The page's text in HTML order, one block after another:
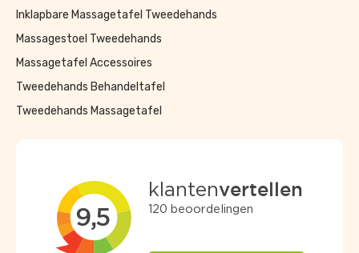
Inklapbare Massagetafel Tweedehands
Massagestoel Tweedehands
Massagetafel Accessoires
Tweedehands Behandeltafel
Tweedehands Massagetafel